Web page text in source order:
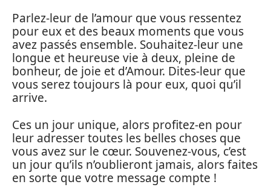
Parlez-leur de l’amour que vous ressentez
pour eux et des beaux moments que vous
avez passés ensemble. Souhaitez-leur une
longue et heureuse vie à deux, pleine de
bonheur, de joie et d’Amour. Dites-leur que
vous serez toujours là pour eux, quoi qu’il
arrive.
Ces un jour unique, alors profitez-en pour
leur adresser toutes les belles choses que
vous avez sur le cœur. Souvenez-vous, c’est
un jour qu’ils n’oublieront jamais, alors faites
en sorte que votre message compte !